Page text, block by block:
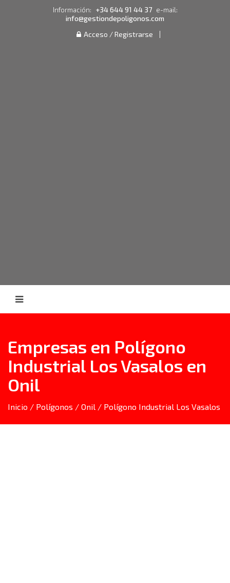
Información: +34 644 91 44 37 e-mail:
info@gestiondepoligonos.com
Acceso / Registrarse
Empresas en Polígono
Industrial Los Vasalos en
Onil
Inicio / Polígonos / Onil / Polígono Industrial Los Vasalos